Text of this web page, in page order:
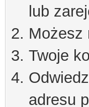
lub
Możesz
Twoje
adresu